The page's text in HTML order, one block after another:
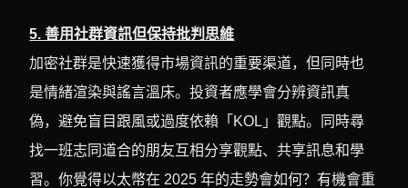
5. 善用社群資訊但保持批判思維
加密社群是快速獲得市場資訊的重要渠道，但同時也
是情緒渲染與謠言溫床。投資者應學會分辨資訊真
偽，避免盲目跟風或過度依賴「KOL」觀點。同時尋
找一班志同道合的朋友互相分享觀點、共享訊息和學
習。你覺得以太幣在 2025 年的走勢會如何？有機會重